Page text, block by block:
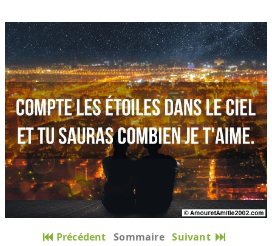
Précédent Sommaire Suivant